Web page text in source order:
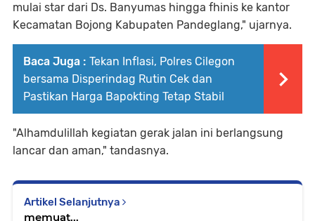
mulai star dari Ds. Banyumas hingga fhinis ke kantor
Kecamatan Bojong Kabupaten Pandeglang," ujarnya.
Baca Juga : Tekan Inflasi, Polres Cilegon
bersama Disperindag Rutin Cek dan
Pastikan Harga Bapokting Tetap Stabil
"Alhamdulillah kegiatan gerak jalan ini berlangsung
lancar dan aman," tandasnya.
Artikel Selanjutnya
memuat...